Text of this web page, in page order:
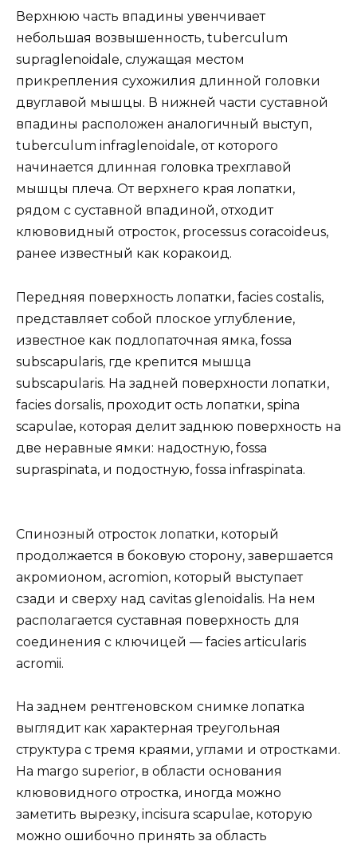
Верхнюю часть впадины увенчивает
небольшая возвышенность, tuberculum
supraglenoidale, служащая местом
прикрепления сухожилия длинной головки
двуглавой мышцы. В нижней части суставной
впадины расположен аналогичный выступ,
tuberculum infraglenoidale, от которого
начинается длинная головка трехглавой
мышцы плеча. От верхнего края лопатки,
рядом с суставной впадиной, отходит
клювовидный отросток, processus coracoideus,
ранее известный как коракоид.
Передняя поверхность лопатки, facies costalis,
представляет собой плоское углубление,
известное как подлопаточная ямка, fossa
subscapularis, где крепится мышца
subscapularis. На задней поверхности лопатки,
facies dorsalis, проходит ость лопатки, spina
scapulae, которая делит заднюю поверхность на
две неравные ямки: надостную, fossa
supraspinata, и подостную, fossa infraspinata.
Спинозный отросток лопатки, который
продолжается в боковую сторону, завершается
акромионом, acromion, который выступает
сзади и сверху над cavitas glenoidalis. На нем
располагается суставная поверхность для
соединения с ключицей — facies articularis
acromii.
На заднем рентгеновском снимке лопатка
выглядит как характерная треугольная
структура с тремя краями, углами и отростками.
На margo superior, в области основания
клювовидного отростка, иногда можно
заметить вырезку, incisura scapulae, которую
можно ошибочно принять за область